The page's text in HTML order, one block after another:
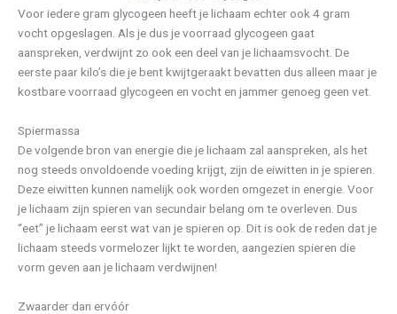
Voor iedere gram glycogeen heeft je lichaam echter ook 4 gram
vocht opgeslagen. Als je dus je voorraad glycogeen gaat
aanspreken, verdwijnt zo ook een deel van je lichaamsvocht. De
eerste paar kilo’s die je bent kwijtgeraakt bevatten dus alleen maar je
kostbare voorraad glycogeen en vocht en jammer genoeg geen vet.
Spiermassa
De volgende bron van energie die je lichaam zal aanspreken, als het
nog steeds onvoldoende voeding krijgt, zijn de eiwitten in je spieren.
Deze eiwitten kunnen namelijk ook worden omgezet in energie. Voor
je lichaam zijn spieren van secundair belang om te overleven. Dus
“eet” je lichaam eerst wat van je spieren op. Dit is ook de reden dat je
lichaam steeds vormelozer lijkt te worden, aangezien spieren die
vorm geven aan je lichaam verdwijnen!
Zwaarder dan ervóór